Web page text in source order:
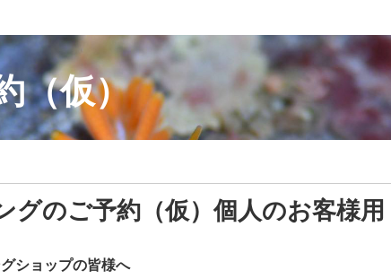
（仮）
グのご予約（仮）個人のお客様用
ショップの皆様へ